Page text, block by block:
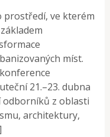
prostředí, ve kterém
míst.
21.–23. dubna
odborníků z oblasti
architektury,